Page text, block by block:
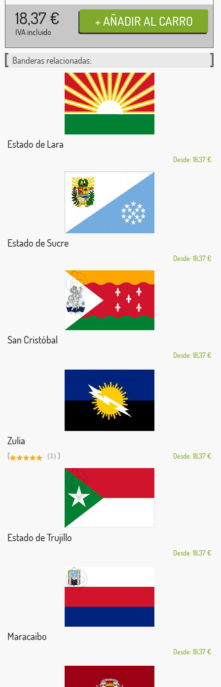
18,37 €
IVA incluido
Banderas relacionadas:
Estado de Lara
Desde: 18,37 €
Estado de Sucre
Desde: 18,37 €
San Cristóbal
Desde: 18,37 €
Zulia
[ (1) ] Desde: 18,37 €
Estado de Trujillo
Desde: 18,37 €
Maracaibo
Desde: 18,37 €